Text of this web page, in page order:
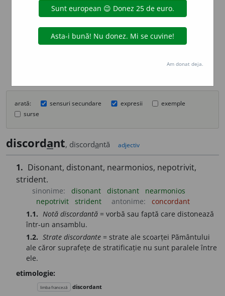
info
Aceste definiții sunt compilate de
echipa dexonline. Definițiile
originale se află pe filadefiniții.
Puteți reordona filele pe pagina de
arată: sensuri secundare expresii
exemple
surse
discordant, discordantă adjectiv
1. Disonant, distonant, nearmonios, nepotrivit,
strident.
sinonime: disonant distonant
nearmonios
nepotrivit
strident antonime:
concordant
1.1. Notă discordantă = vorbă sau faptă care distonează
într-un ansamblu.
1.2. Strate discordante = strate ale scoarței Pământului
ale căror suprafețe de stratificație nu sunt paralele între
ele.
etimologie:
limba franceză discordant
Am donat deja.